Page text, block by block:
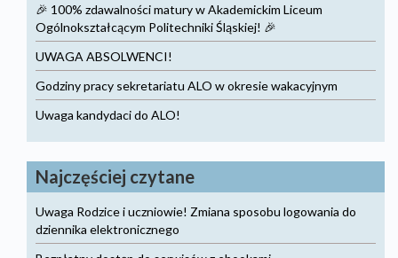
🎉 100% zdawalności matury w Akademickim Liceum
Ogólnokształcącym Politechniki Śląskiej! 🎉
UWAGA ABSOLWENCI!
Godziny pracy sekretariatu ALO w okresie wakacyjnym
Uwaga kandydaci do ALO!
Najczęściej czytane
Uwaga Rodzice i uczniowie! Zmiana sposobu logowania do
dziennika elektronicznego